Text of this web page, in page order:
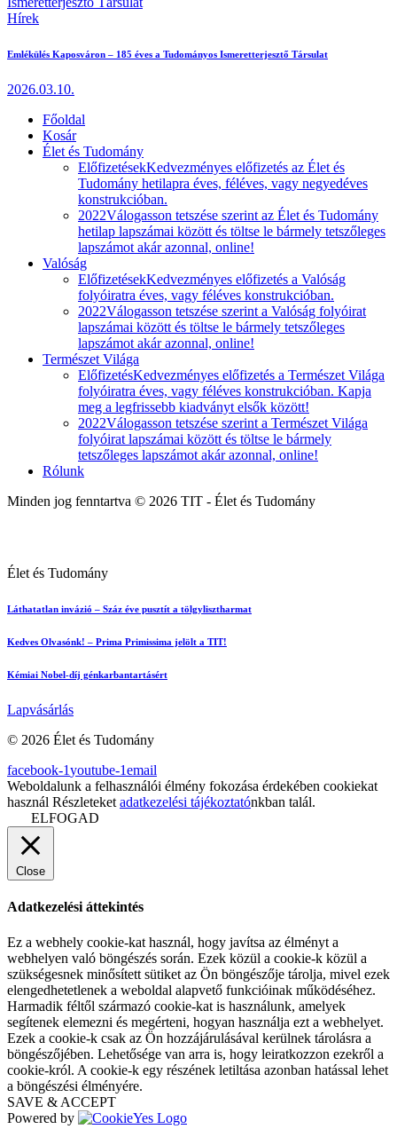
Hírek
Emlékülés Kaposváron – 185 éves a Tudományos Ismeretterjesztő Társulat
2026.03.10.
Főoldal
Kosár
Élet és Tudomány
ElőfizetésekKedvezményes előfizetés az Élet és
Tudomány hetilapra éves, féléves, vagy negyedéves
konstrukcióban.
2022Válogasson tetszése szerint az Élet és Tudomány
hetilap lapszámai között és töltse le bármely tetszőleges
lapszámot akár azonnal, online!
Valóság
ElőfizetésekKedvezményes előfizetés a Valóság
folyóiratra éves, vagy féléves konstrukcióban.
2022Válogasson tetszése szerint a Valóság folyóirat
lapszámai között és töltse le bármely tetszőleges
lapszámot akár azonnal, online!
Természet Világa
ElőfizetésKedvezményes előfizetés a Természet Világa
folyóiratra éves, vagy féléves konstrukcióban. Kapja
meg a legfrissebb kiadványt elsők között!
2022Válogasson tetszése szerint a Természet Világa
folyóirat lapszámai között és töltse le bármely
tetszőleges lapszámot akár azonnal, online!
Rólunk
Minden jog fenntartva © 2026 TIT - Élet és Tudomány
Élet és Tudomány
Láthatatlan invázió – Száz éve pusztít a tölgylisztharmat
Kedves Olvasónk! – Prima Primissima jelölt a TIT!
Kémiai Nobel-díj génkarbantartásért
Lapvásárlás
© 2026 Élet és Tudomány
facebook-1youtube-1email
Weboldalunk a felhasználói élmény fokozása érdekében cookiekat
használ Részleteket adatkezelési tájékoztatónkban talál.
ELFOGAD
Close
Adatkezelési áttekintés
Ez a webhely cookie-kat használ, hogy javítsa az élményt a
webhelyen való böngészés során. Ezek közül a cookie-k közül a
szükségesnek minősített sütiket az Ön böngészője tárolja, mivel ezek
elengedhetetlenek a weboldal alapvető funkcióinak működéséhez.
Harmadik féltől származó cookie-kat is használunk, amelyek
segítenek elemezni és megérteni, hogyan használja ezt a webhelyet.
Ezek a cookie-k csak az Ön hozzájárulásával kerülnek tárolásra a
böngészőjében. Lehetősége van arra is, hogy leiratkozzon ezekről a
cookie-król. A cookie-k egy részének letiltása azonban hatással lehet
a böngészési élményére.
SAVE & ACCEPT
Powered by